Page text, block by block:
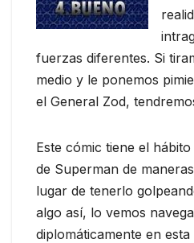
fuerzas diferentes. Si
medio y le ponemos
el General Zod,
Este cómic tiene el
de Superman de
lugar de tenerlo
algo así, lo vemos
diplomáticamente en